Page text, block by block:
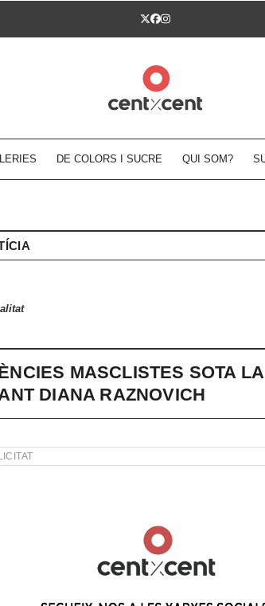
Twitter
Facebook
Instagram
DE COLORS I SUCRE QUI SOM?
MASCLISTES SOTA LA
DIANA RAZNOVICH